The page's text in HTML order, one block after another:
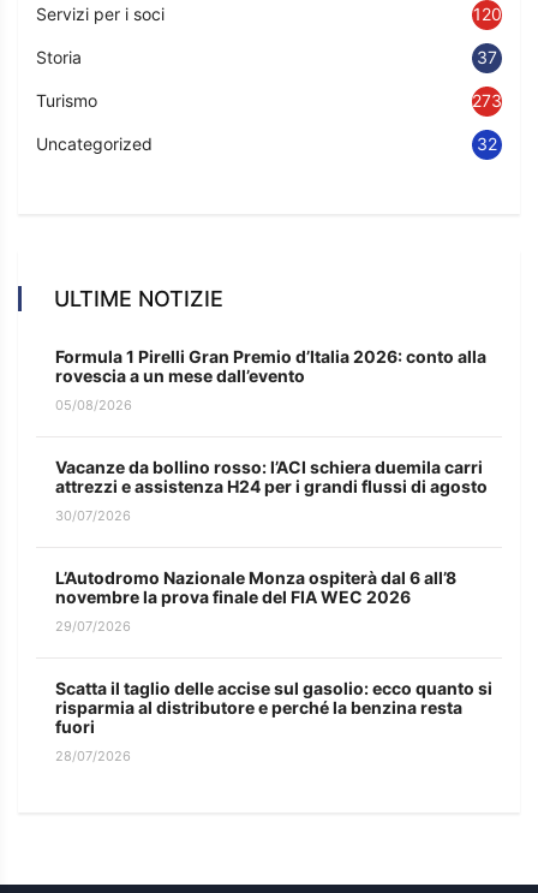
Servizi per i soci 120
Storia 37
Turismo 273
Uncategorized 32
ULTIME NOTIZIE
Formula 1 Pirelli Gran Premio d’Italia 2026: conto alla
rovescia a un mese dall’evento
05/08/2026
Vacanze da bollino rosso: l’ACI schiera duemila carri
attrezzi e assistenza H24 per i grandi flussi di agosto
30/07/2026
L’Autodromo Nazionale Monza ospiterà dal 6 all’8
novembre la prova finale del FIA WEC 2026
29/07/2026
Scatta il taglio delle accise sul gasolio: ecco quanto si
risparmia al distributore e perché la benzina resta
fuori
28/07/2026